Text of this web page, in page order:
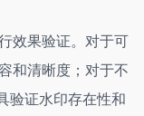
效果验证。对于可
和清晰度；对于不
验证水印存在性和